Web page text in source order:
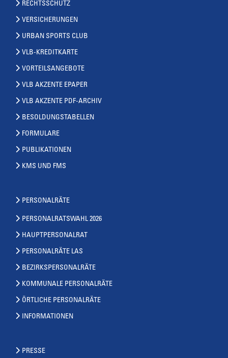
RECHTSSCHUTZ
VERSICHERUNGEN
URBAN SPORTS CLUB
VLB-KREDITKARTE
VORTEILSANGEBOTE
VLB AKZENTE EPAPER
VLB AKZENTE PDF-ARCHIV
BESOLDUNGSTABELLEN
FORMULARE
PUBLIKATIONEN
KMS UND FMS
PERSONALRÄTE
PERSONALRATSWAHL 2026
HAUPTPERSONALRAT
PERSONALRÄTE LAS
BEZIRKSPERSONALRÄTE
KOMMUNALE PERSONALRÄTE
ÖRTLICHE PERSONALRÄTE
INFORMATIONEN
PRESSE